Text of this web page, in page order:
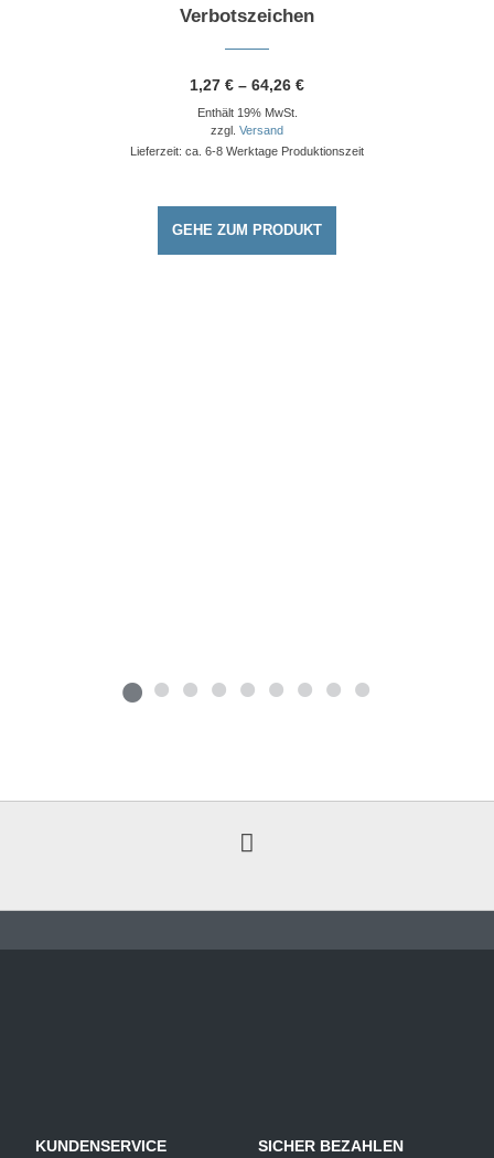
Verbotszeichen
1,27€ –64,26€Preisspanne:
Enthält 19% MwSt.
zzgl.Versand
Lieferzeit: ca. 6-8 Werktage Produktionszeit
GEHE ZUM PRODUKT
KUNDENSERVICE SICHER BEZAHLEN